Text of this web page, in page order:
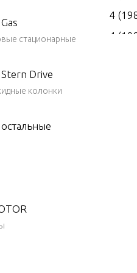
стационарные
Stern Drive
колонки
4
4